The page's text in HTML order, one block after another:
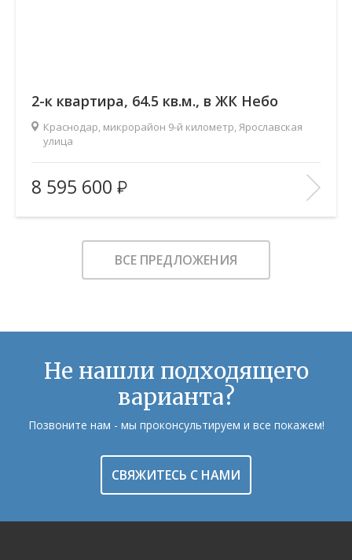
2-к квартира, 64.5 кв.м., в ЖК Небо
Краснодар, микрорайон 9-й километр, Ярославская
улица
Площадь (общ/жил/кух), м2:
64.5/32.7/13.8
Количество комнат:
2
Этаж:
1/12
В ИЗБРАННОЕ
8 595 600
ВСЕ ПРЕДЛОЖЕНИЯ
Не нашли подходящего
варианта?
Позвоните нам - мы проконсультируем и все покажем!
СВЯЖИТЕСЬ С НАМИ